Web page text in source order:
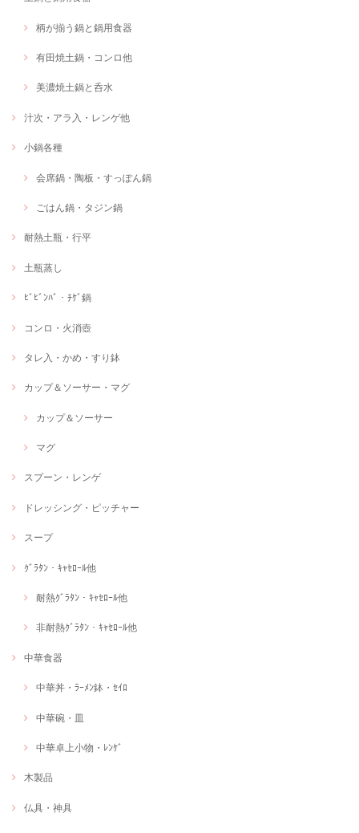
柄が揃う鍋と鍋用食器
有田焼土鍋・コンロ他
美濃焼土鍋と呑水
汁次・アラ入・レンゲ他
小鍋各種
会席鍋・陶板・すっぽん鍋
ごはん鍋・タジン鍋
耐熱土瓶・行平
土瓶蒸し
ﾋﾞﾋﾞﾝﾊﾞ・ﾁｹﾞ鍋
コンロ・火消壺
タレ入・かめ・すり鉢
カップ＆ソーサー・マグ
カップ＆ソーサー
マグ
スプーン・レンゲ
ドレッシング・ピッチャー
スープ
ｸﾞﾗﾀﾝ・ｷｬｾﾛｰﾙ他
耐熱ｸﾞﾗﾀﾝ・ｷｬｾﾛｰﾙ他
非耐熱ｸﾞﾗﾀﾝ・ｷｬｾﾛｰﾙ他
中華食器
中華丼・ﾗｰﾒﾝ鉢・ｾｲﾛ
中華碗・皿
中華卓上小物・ﾚﾝｹﾞ
木製品
仏具・神具